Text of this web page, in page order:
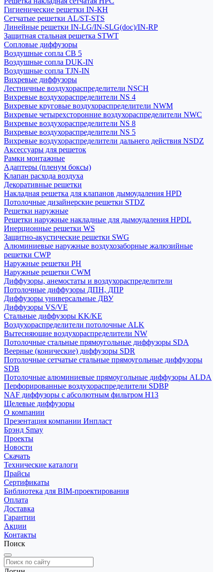
Гигиенические решетки IN-КН
Сетчатые решетки AL/ST-STS
Линейные решетки IN-LG/IN-SLG(doc)/IN-RP
Защитная стальная решетка STWT
Сопловые диффузоры
Воздушные сопла СВ 5
Воздушные сопла DUK-IN
Воздушные сопла TJN-IN
Вихревые диффузоры
Лестничные воздухораспределители NSCH
Вихревые воздухораспределители NS 4
Вихревые круговые воздухораспределители NWM
Вихревые четырехсторонние воздухораспределители NWC
Вихревые воздухораспределители NS 8
Вихревые воздухораспределители NS 5
Вихревые воздухораспределители дальнего действия NSDZ
Аксессуары для решеток
Рамки монтажные
Адаптеры (пленум боксы)
Клапан расхода воздуха
Декоративные решетки
Накладная решетка для клапанов дымоудаления HPD
Потолочные дизайнерские решетки STDZ
Решетки наружные
Решетки наружные накладные для дымоудаления HPDL
Инерционные решетки WS
Защитно-акустические решетки SWG
Алюминиевые наружные воздухозаборные жалюзийные
решетки CWP
Наружные решетки РН
Наружные решетки CWM
Диффузоры, анемостаты и воздухораспределители
Потолочные диффузоры ДПН, ДПР
Диффузоры универсальные ДВУ
Диффузоры VS/VE
Стальные диффузоры KK/KE
Воздухораспределители потолочные ALK
Вытесняющие воздухораспределители NW
Потолочные стальные прямоугольные диффузоры SDA
Веерные (конические) диффузоры SDR
Потолочные сетчатые стальные прямоугольные диффузоры
SDB
Потолочные алюминиевые прямоугольные диффузоры ALDA
Перфорированные воздухораспределители SDBP
NAF диффузоры с абсолютным фильтром Н13
Щелевые диффузоры
О компании
Презентация компании Инпласт
Брэнд Smay
Проекты
Новости
Скачать
Технические каталоги
Прайсы
Сертификаты
Библиотека для BIM-проектирования
Оплата
Доставка
Гарантии
Акции
Контакты
Поиск